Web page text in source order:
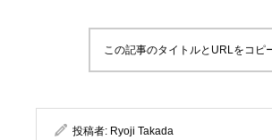
この記事のタイトルとURLをコピ
投稿者: Ryoji Takada